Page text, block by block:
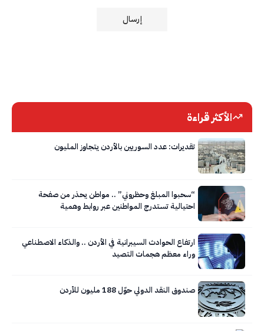
الأكثر قراءة
تقديرات: عدد السوريين بالأردن يتجاوز المليون
“سحبوا المبلغ وحظروني” .. مواطن يحذر من صفحة
احتيالية تستدرج المواطنين عبر روابط وهمية
ارتفاع الحوادث السيبرانية في الأردن .. والذكاء الاصطناعي
وراء معظم هجمات التصيد
صندوق النقد الدولي حوّل 188 مليون للأردن